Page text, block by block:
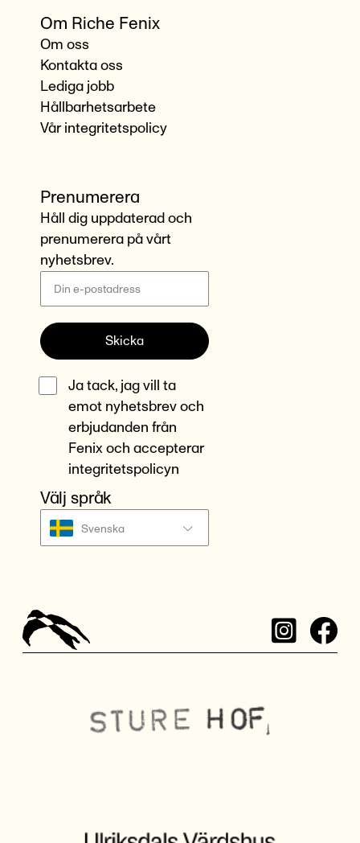
Om Riche Fenix
Om oss
Kontakta oss
Lediga jobb
Hållbarhetsarbete
Vår integritetspolicy
Prenumerera
Håll dig uppdaterad och
prenumerera på vårt
nyhetsbrev.
Skicka
Ja tack, jag vill ta
emot nyhetsbrev och
erbjudanden från
Fenix och accepterar
integritetspolicyn
Välj språk
Svenska